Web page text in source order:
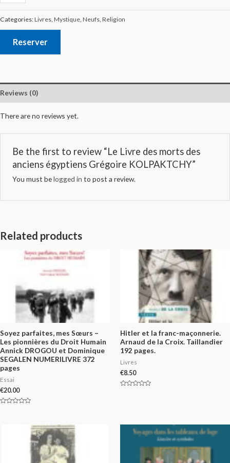
Categories:Livres Mystique Neufs Religion
Reserver
Reviews (0)
There are no reviews yet.
Be the first to review “Le Livre des morts des
anciens égyptiens Grégoire KOLPAKTCHY”
You must belogged in to post a review.
Related products
Soyez parfaites, mes Sœurs –
Les pionnières du Droit Humain
Annick DROGOU et Dominique
SEGALEN NUMERILIVRE 372
pages
Essai
€20.00
Hitler et la franc-maçonnerie.
Arnaud de la Croix. Taillandier
192 pages.
Livres
€8.50